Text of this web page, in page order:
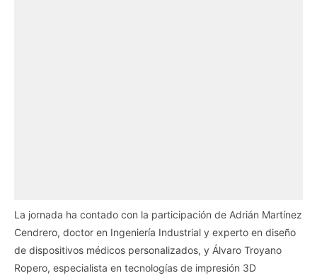
La jornada ha contado con la participación de Adrián Martínez
Cendrero, doctor en Ingeniería Industrial y experto en diseño
de dispositivos médicos personalizados, y Álvaro Troyano
Ropero, especialista en tecnologías de impresión 3D